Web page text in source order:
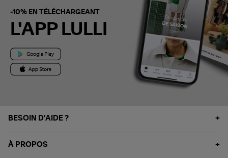
-10% EN TÉLÉCHARGEANT
L'APP LULLI
BESOIN D'AIDE ?
À PROPOS